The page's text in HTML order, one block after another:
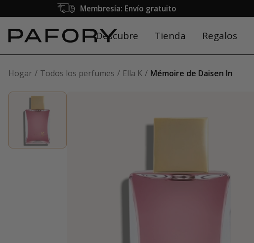
Membresía: Envío gratuito
Descubre Tienda Regalos
Hogar Todos los perfumes Ella K Mémoire de Daisen In